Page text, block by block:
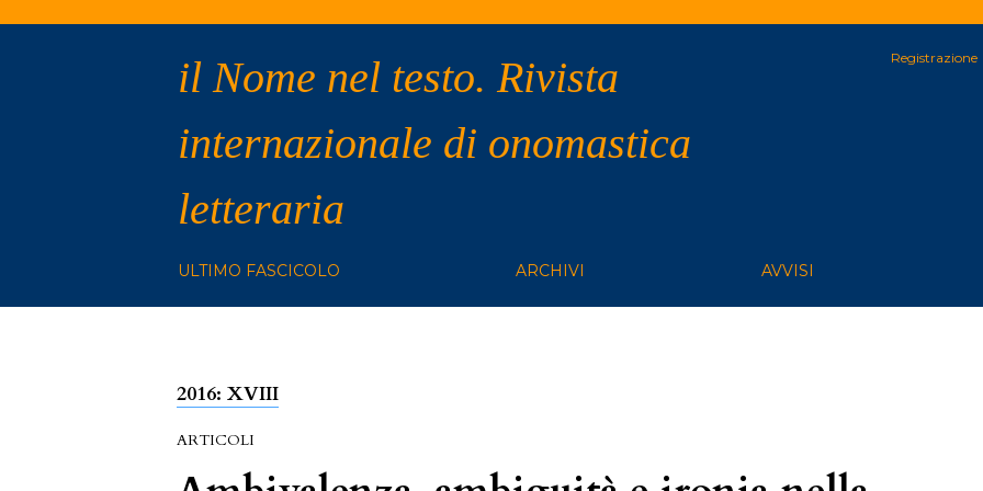
il Nome nel testo. Rivista
internazionale di onomastica
letteraria
Registrazione
ULTIMO FASCICOLO ARCHIVI AVVISI
2016: XVIII
ARTICOLI